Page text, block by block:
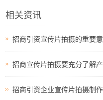
相关资讯
招商引资宣传片拍摄的重要
招商宣传片拍摄要充分了解
招商引资企业宣传片拍摄制